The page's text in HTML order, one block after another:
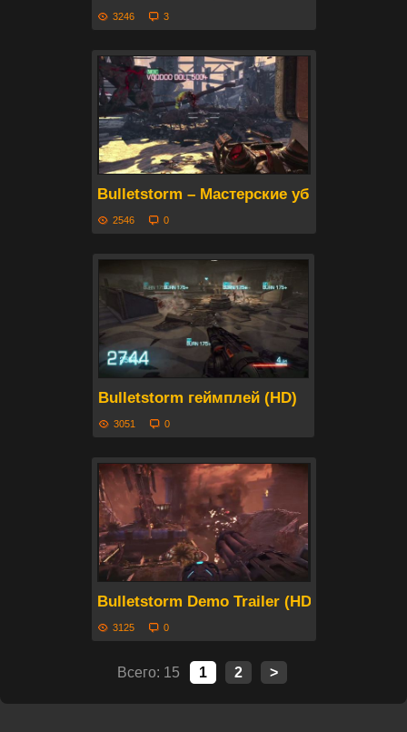
3246 3
Bulletstorm – Мастерские убийства.
2546 0
Bulletstorm геймплей (HD)
3051 0
Bulletstorm Demo Trailer (HD)
3125 0
Всего: 15 1 2 >